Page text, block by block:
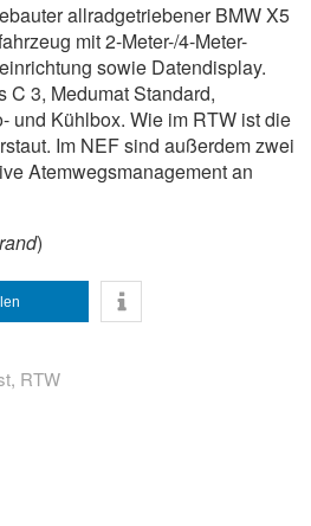
allradgetriebener BMW X5
mit 2-Meter-/4-Meter-
sowie Datendisplay.
C 3, Medumat Standard,
und Kühlbox. Wie im RTW ist die
Im NEF sind außerdem zwei
Atemwegsmanagement an
)
, RTW